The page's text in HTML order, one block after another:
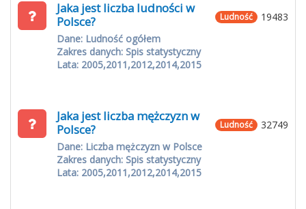
19483
Ludność
Jaka jest liczba ludności w
Polsce?
Dane: Ludność ogółem
Zakres danych: Spis statystyczny
Lata: 2005,2011,2012,2014,2015
32749
Ludność
Jaka jest liczba mężczyzn w
Polsce?
Dane: Liczba mężczyzn w Polsce
Zakres danych: Spis statystyczny
Lata: 2005,2011,2012,2014,2015